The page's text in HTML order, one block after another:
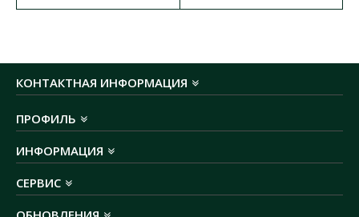
КОНТАКТНАЯ ИНФОРМАЦИЯ
ПРОФИЛЬ
ИНФОРМАЦИЯ
СЕРВИС